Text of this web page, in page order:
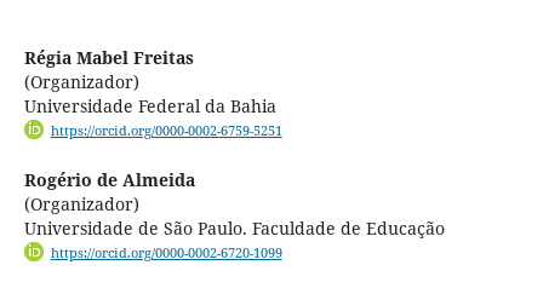
Régia Mabel Freitas
(Organizador)
Universidade Federal da Bahia
https://orcid.org/0000-0002-6759-5251
Rogério de Almeida
(Organizador)
Universidade de São Paulo. Faculdade de Educação
https://orcid.org/0000-0002-6720-1099